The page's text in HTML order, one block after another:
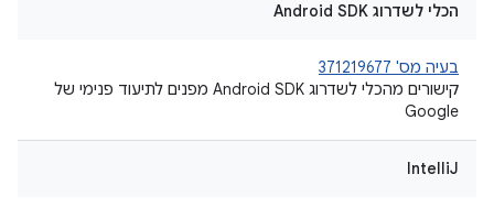
הכלי לשדרוג Android SDK
בעיה מס' 371219677
קישורים מהכלי לשדרוג Android SDK מפנים לתיעוד פנימי של
Google
IntelliJ